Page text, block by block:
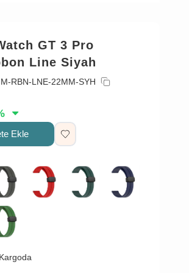
GT 3 Pro
Line Siyah
RBN-LNE-22MM-SYH
Ekle